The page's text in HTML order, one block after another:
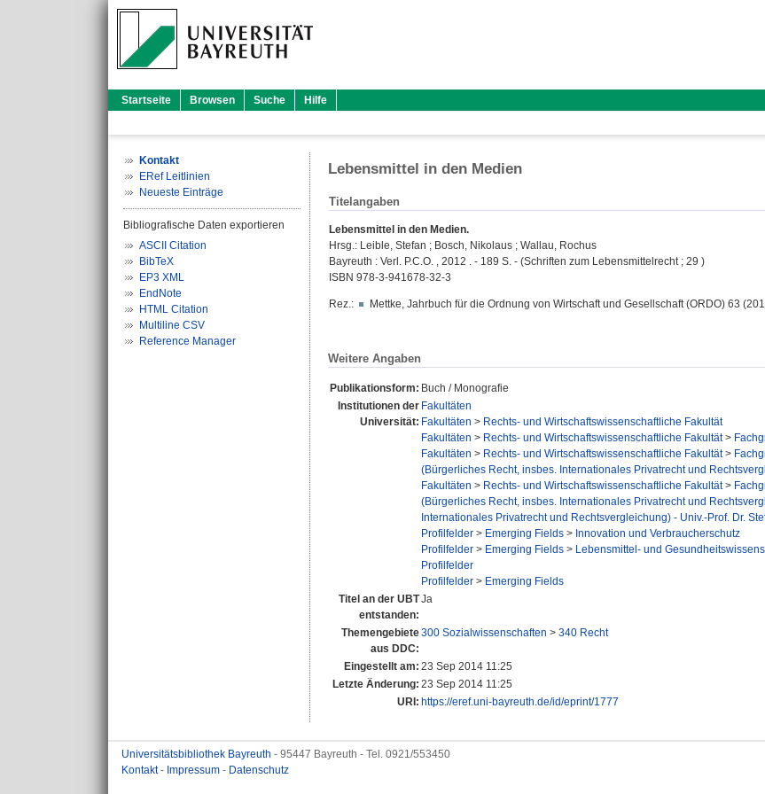
Startseite Browsen Suche Hilfe
Kontakt
ERef Leitlinien
Neueste Einträge
Bibliografische Daten exportieren
ASCII Citation
BibTeX
EP3 XML
EndNote
HTML Citation
Multiline CSV
Reference Manager
Lebensmittel in den Medien
Titelangaben
Lebensmittel in den Medien.
Hrsg.: Leible, Stefan ; Bosch, Nikolaus ; Wallau, Rochus
Bayreuth : Verl. P.C.O. , 2012 . - 189 S. - (Schriften zum Lebensmittelrecht ; 29 )
ISBN 978-3-941678-32-3
Rez.: Mettke, Jahrbuch für die Ordnung von Wirtschaft und Gesellschaft (ORDO) 63
Weitere Angaben
Publikationsform: Buch / Monografie
Institutionen der
Universität:
Fakultäten
Fakultäten > Rechts- und Wirtschaftswissenschaftliche Fakultät
Fakultäten > Rechts- und Wirtschaftswissenschaftliche Fakultät>
Fakultäten > Rechts- und Wirtschaftswissenschaftliche Fakultät>
(Bürgerliches Recht, insbes. Internationales Privatrecht und
Fakultäten > Rechts- und Wirtschaftswissenschaftliche Fakultät>
(Bürgerliches Recht, insbes. Internationales Privatrecht und
Internationales Privatrecht und Rechtsvergleichung) - Univ.-Prof. Dr.
Profilfelder > Emerging Fields > Innovation und Verbraucherschutz
Profilfelder > Emerging Fields > Lebensmittel- und
Profilfelder
Profilfelder > Emerging Fields
Titel an der UBT
entstanden:
Ja
Themengebiete
aus DDC:
300 Sozialwissenschaften > 340 Recht
Eingestellt am: 23 Sep 2014 11:25
Letzte Änderung: 23 Sep 2014 11:25
URI: https://eref.uni-bayreuth.de/id/eprint/1777
Universitätsbibliothek Bayreuth - 95447 Bayreuth - Tel. 0921/553450
Kontakt- Impressum - Datenschutz